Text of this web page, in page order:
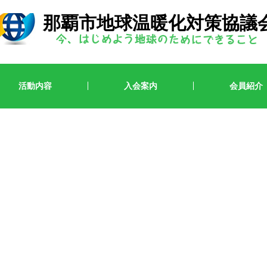
那覇市地球温暖化対策協議
活動内容 入会案内 会員紹介